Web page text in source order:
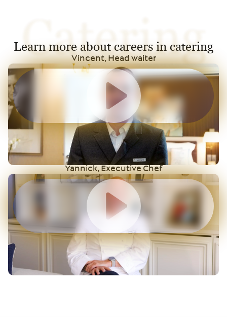
Catering
Learn more about careers in catering
Vincent, Head waiter
Yannick, Executive Chef